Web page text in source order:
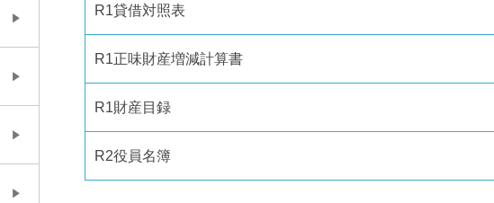
R1貸借対照表
R1正味財産増減計算書
R1財産目録
R2役員名簿